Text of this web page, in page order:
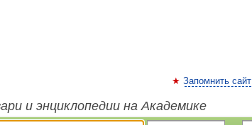
Запомнить сайт
и энциклопедии на Академике